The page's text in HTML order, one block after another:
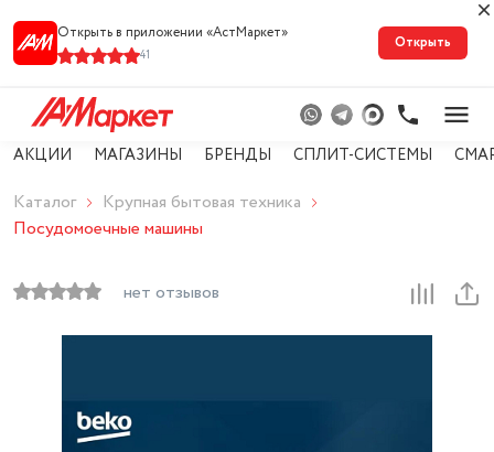
Открыть в приложении «АстМарке‪т‬»
41
Открыть
АКЦИИ МАГАЗИНЫ БРЕНДЫ СПЛИТ-СИСТЕМЫ
Каталог
Крупная бытовая техника
Посудомоечные машины
нет отзывов